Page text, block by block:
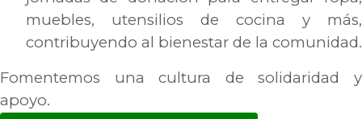
muebles, utensilios de cocina y más,
contribuyendo al bienestar de la comunidad.
Fomentemos una cultura de solidaridad y
apoyo.